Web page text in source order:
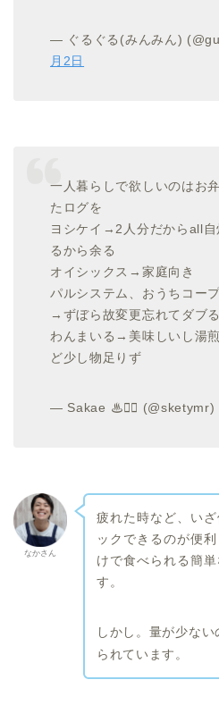
— ぐるぐる(みんみん)
月2日
一人暮らしで欲しいのはお
たログを
ヨシケイ→2人分だからall自
るから余る
オイシックス→家庭向き
パルシステム、おうちコー
→ずぼら故変更忘れてダブる
わんまいる→美味しいし湯
ど少し物足りず
— Sakae ♨🏃‍♀️ (@sketymr)
なかさん
疲れた時など、い
ックできるのが便
けで食べられる簡
す。
しかし。量が少な
られています。